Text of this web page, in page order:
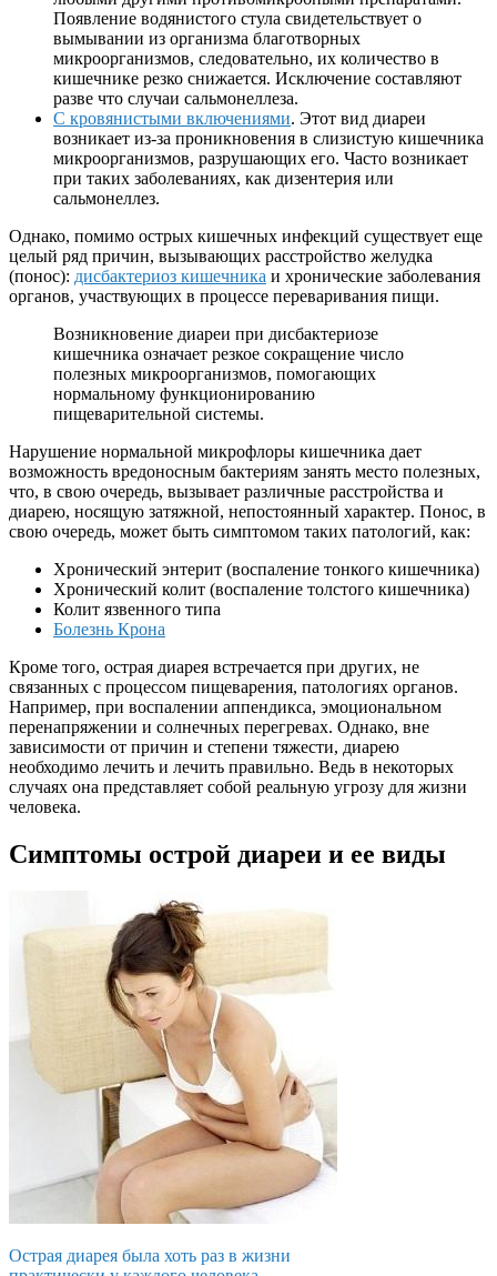
Появление водянистого стула свидетельствует о
вымывании из организма благотворных
микроорганизмов, следовательно, их количество в
кишечнике резко снижается. Исключение составляют
разве что случаи сальмонеллеза.
С кровянистыми включениями. Этот вид диареи
возникает из-за проникновения в слизистую кишечника
микроорганизмов, разрушающих его. Часто возникает
при таких заболеваниях, как дизентерия или
сальмонеллез.
Однако, помимо острых кишечных инфекций существует еще
целый ряд причин, вызывающих расстройство желудка
(понос): дисбактериоз кишечника и хронические заболевания
органов, участвующих в процессе переваривания пищи.
Возникновение диареи при дисбактериозе
кишечника означает резкое сокращение число
полезных микроорганизмов, помогающих
нормальному функционированию
пищеварительной системы.
Нарушение нормальной микрофлоры кишечника дает
возможность вредоносным бактериям занять место полезных,
что, в свою очередь, вызывает различные расстройства и
диарею, носящую затяжной, непостоянный характер. Понос, в
свою очередь, может быть симптомом таких патологий, как:
Хронический энтерит (воспаление тонкого кишечника)
Хронический колит (воспаление толстого кишечника)
Колит язвенного типа
Болезнь Крона
Кроме того, острая диарея встречается при других, не
связанных с процессом пищеварения, патологиях органов.
Например, при воспалении аппендикса, эмоциональном
перенапряжении и солнечных перегревах. Однако, вне
зависимости от причин и степени тяжести, диарею
необходимо лечить и лечить правильно. Ведь в некоторых
случаях она представляет собой реальную угрозу для жизни
человека.
Симптомы острой диареи и ее виды
Острая диарея была хоть раз в жизни